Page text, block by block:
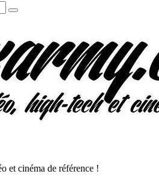
et cinéma de référence !